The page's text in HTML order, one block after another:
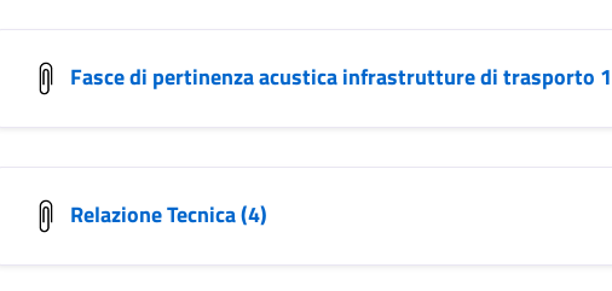
Fasce di pertinenza acustica infrastrutture di trasporto 1
Relazione Tecnica (4)